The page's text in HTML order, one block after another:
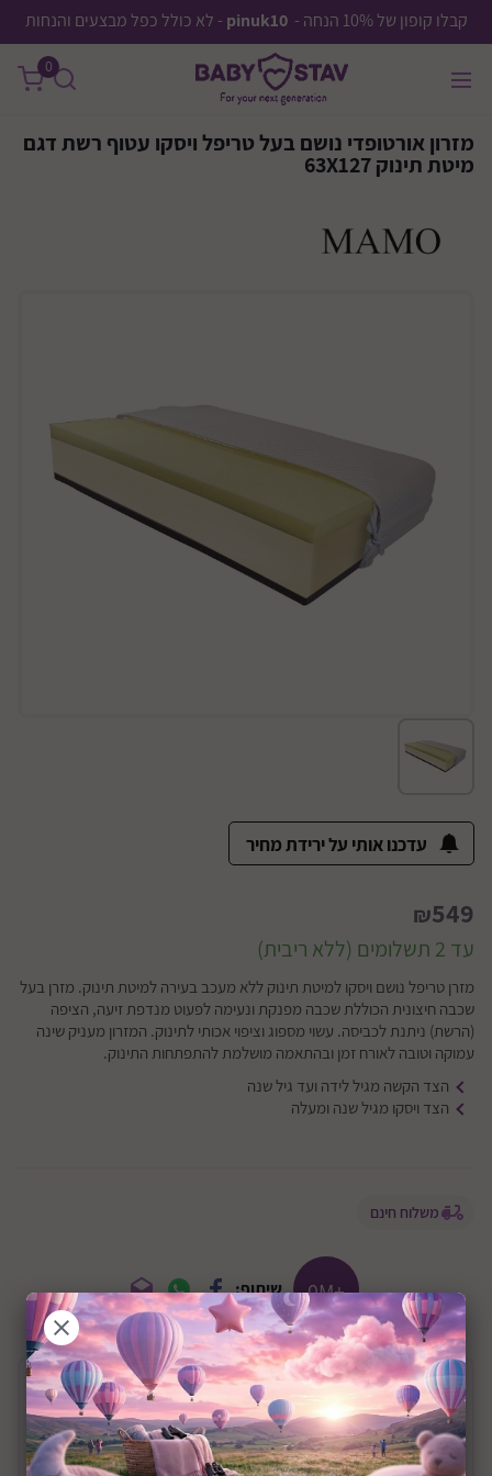
קבלו קופון של 10% הנחה - pinuk10 - לא כולל כפל מבצעים והנחות
0
מזרון אורטופדי נושם בעל טריפל ויסקו עטוף רשת דגם
מיטת תינוק 63X127
עדכנו אותי על ירידת מחיר
₪549
עד 2 תשלומים (ללא ריבית)
מזרן טריפל נושם ויסקו למיטת תינוק ללא מעכב בעירה למיטת תינוק. מזרן בעל
שכבה חיצונית הכוללת שכבה מפנקת ונעימה לפעוט מנדפת זיעה, הציפה
(הרשת) ניתנת לכביסה. עשוי מספוג וציפוי אכותי לתינוק. המזרון מעניק שינה
עמוקה וטובה לאורח זמן ובהתאמה מושלמת להתפתחות התינוק.
הצד הקשה מגיל לידה ועד גיל שנה
הצד ויסקו מגיל שנה ומעלה
משלוח חינם
+0M שיתוף:
תיאור המוצר
מזרון אורטופדי נושם בעל טריפל ויסקו עטוף רשת